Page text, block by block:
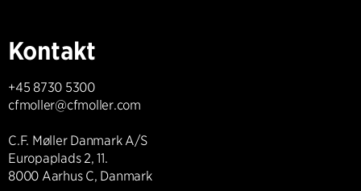
Kontakt
+45 8730 5300
cfmoller@cfmoller.com
C.F. Møller Danmark A/S
Europaplads 2, 11.
8000 Aarhus C, Danmark